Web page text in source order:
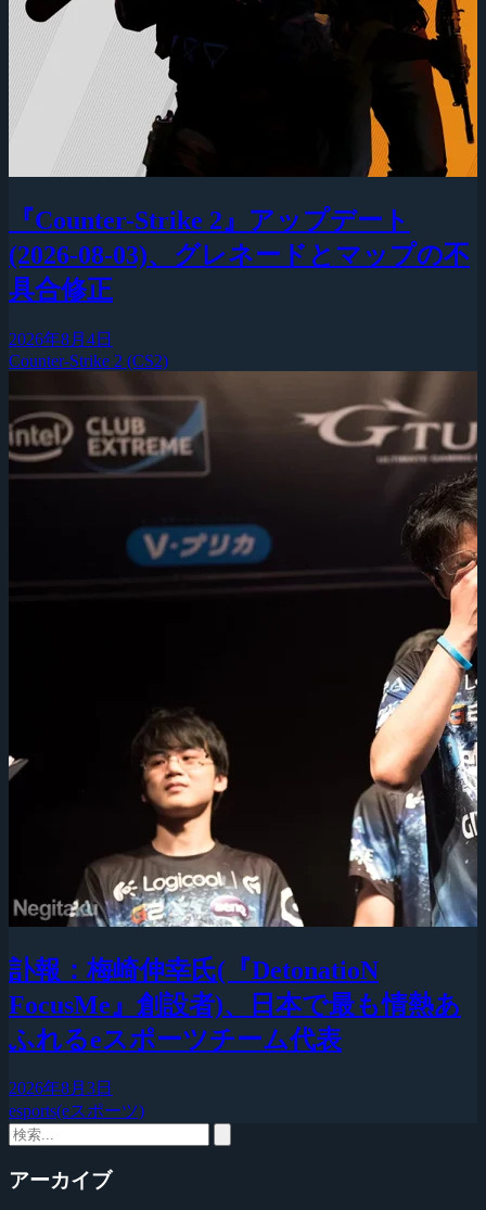
『Counter-Strike 2』アップデート
(2026-08-03)、グレネードとマップの不
具合修正
2026年8月4日
Counter-Strike 2 (CS2)
訃報：梅崎伸幸氏(『DetonatioN
FocusMe』創設者)、日本で最も情熱あ
ふれるeスポーツチーム代表
2026年8月3日
esports(eスポーツ)
アーカイブ